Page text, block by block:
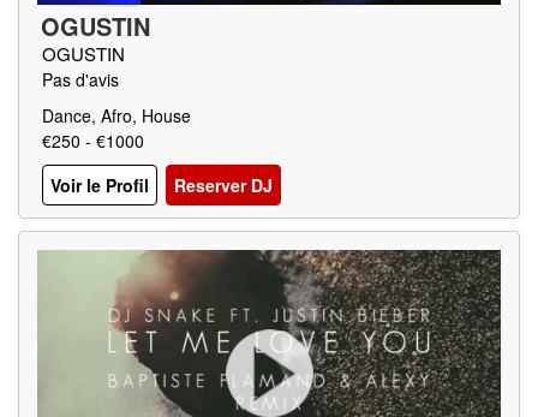
OGUSTIN
OGUSTIN
Pas d'avis
Dance, Afro, House
€250 - €1000
Voir le Profil
Reserver DJ